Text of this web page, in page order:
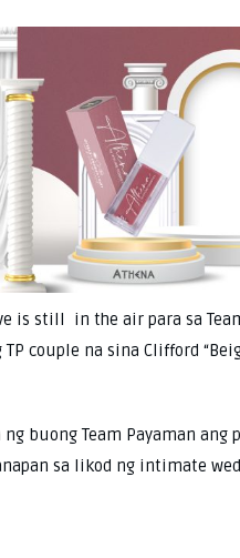
is still in the air para sa
couple na sina Clifford
buong Team Payaman
sa likod ng intimate